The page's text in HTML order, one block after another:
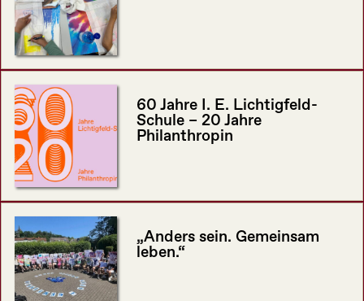
60 Jahre I. E. Lichtigfeld-
Schule – 20 Jahre
Philanthropin
„Anders sein. Gemeinsam
leben.“